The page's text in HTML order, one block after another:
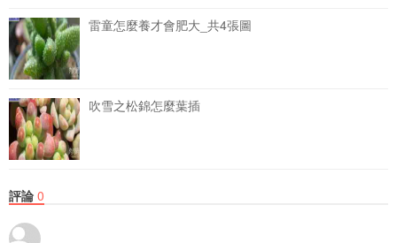
雷童怎麼養才會肥大_共4張圖
吹雪之松錦怎麼葉插
評論 0